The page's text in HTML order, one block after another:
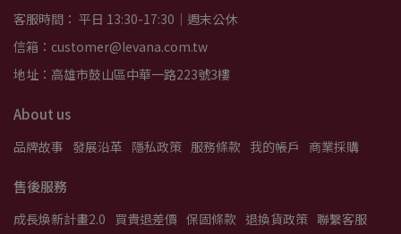
客服時間： 平日 13:30-17:30｜週末公休
信箱：customer@levana.com.tw
地址：高雄市鼓山區中華一路223號3樓
About us
品牌故事 發展沿革 隱私政策 服務條款 我的帳戶 商業採購
售後服務
成長煥新計畫2.0 買貴退差價 保固條款 退換貨政策 聯繫客服